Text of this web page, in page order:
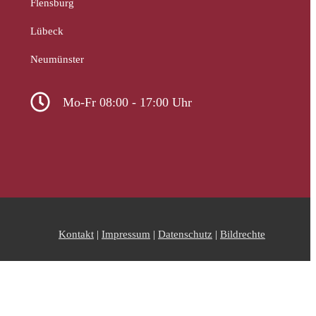
Flensburg
Lübeck
Neumünster
Mo-Fr 08:00 - 17:00 Uhr
Kontakt | Impressum | Datenschutz | Bildrechte